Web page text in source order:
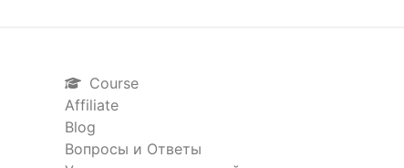
Course
Affiliate
Blog
Вопросы и Ответы